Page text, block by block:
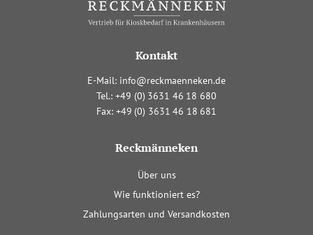
Kontakt
E-Mail: info@reckmaenneken.de
Tel.:+49 (0) 3631 46 18 680
Fax: +49 (0) 3631 46 18 681
Reckmänneken
überspringen
Über uns
Wie funktioniert es?
Zahlungsarten und Versandkosten